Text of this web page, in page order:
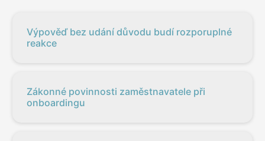
Výpověď bez udání důvodu budí rozporuplné
reakce
Zákonné povinnosti zaměstnavatele při
onboardingu